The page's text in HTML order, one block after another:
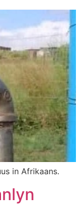
in Afrikaans.